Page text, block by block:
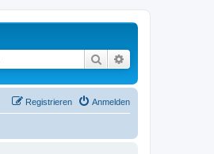
Suche
Anmelden
Registrieren